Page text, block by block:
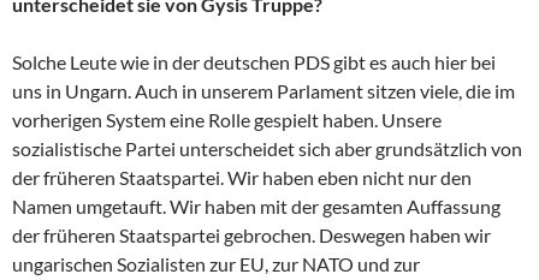
unterscheidet sie von Gysis Truppe?
Solche Leute wie in der deutschen PDS gibt es auch hier bei
uns in Ungarn. Auch in unserem Parlament sitzen viele, die im
vorherigen System eine Rolle gespielt haben. Unsere
sozialistische Partei unterscheidet sich aber grundsätzlich von
der früheren Staatspartei. Wir haben eben nicht nur den
Namen umgetauft. Wir haben mit der gesamten Auffassung
der früheren Staatspartei gebrochen. Deswegen haben wir
ungarischen Sozialisten zur EU, zur NATO und zur